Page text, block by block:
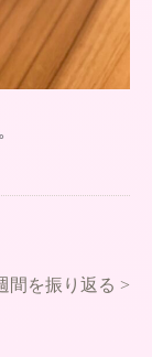
間を振り返る >